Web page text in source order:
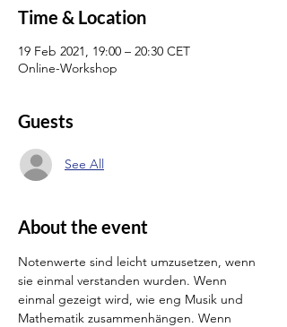
Time & Location
19 Feb 2021, 19:00 – 20:30 CET
Online-Workshop
Guests
See All
About the event
Notenwerte sind leicht umzusetzen, wenn
sie einmal verstanden wurden. Wenn
einmal gezeigt wird, wie eng Musik und
Mathematik zusammenhängen. Wenn